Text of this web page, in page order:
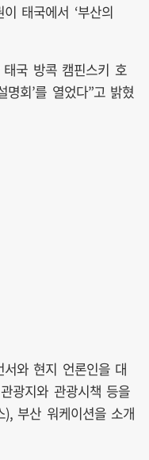
태국에서 ‘부산의
국 방콕 캠핀스키 호
회’를 열었다”고 밝혔
와 현지 언론인을 대
광지와 관광시책 등을
), 부산 워케이션을 소개